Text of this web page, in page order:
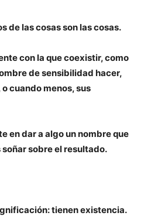
de las cosas son las cosas.
con la que coexistir, como
de sensibilidad hacer,
cuando menos, sus
en dar a algo un nombre que
sobre el resultado.
tienen existencia.